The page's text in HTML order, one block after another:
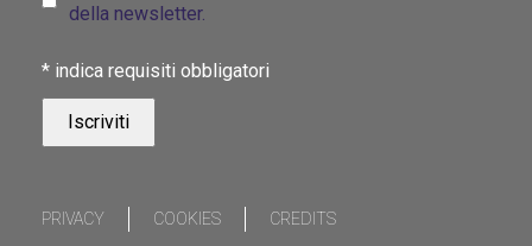
della newsletter.
* indica requisiti obbligatori
PRIVACY COOKIES CREDITS